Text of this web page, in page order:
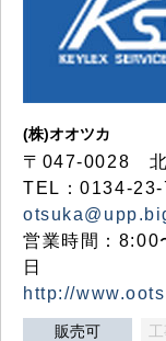
(株)オオツカ
〒047-0028 北
TEL：0134-
営業時間：8:00
日
http://
販売可